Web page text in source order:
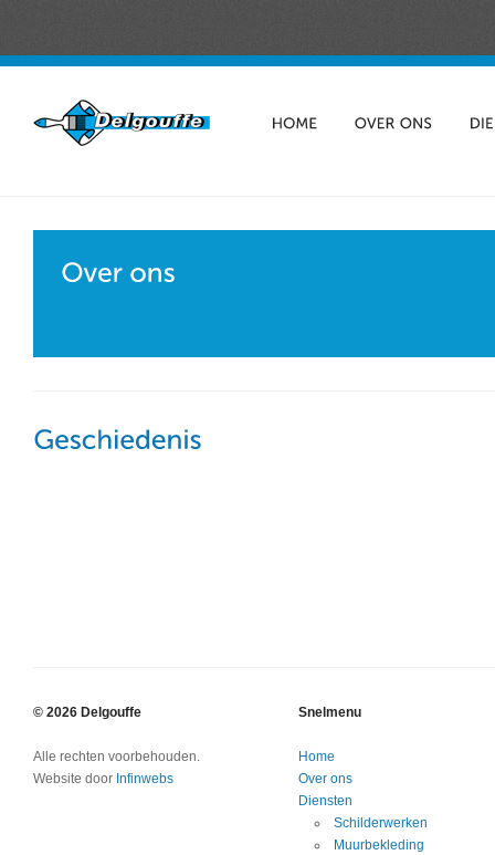
© 2026 Delgouffe
Alle rechten voorbehouden.
Website door Infinwebs
Snelmenu
Home
Over ons
Diensten
Schilderwerken
Muurbekleding